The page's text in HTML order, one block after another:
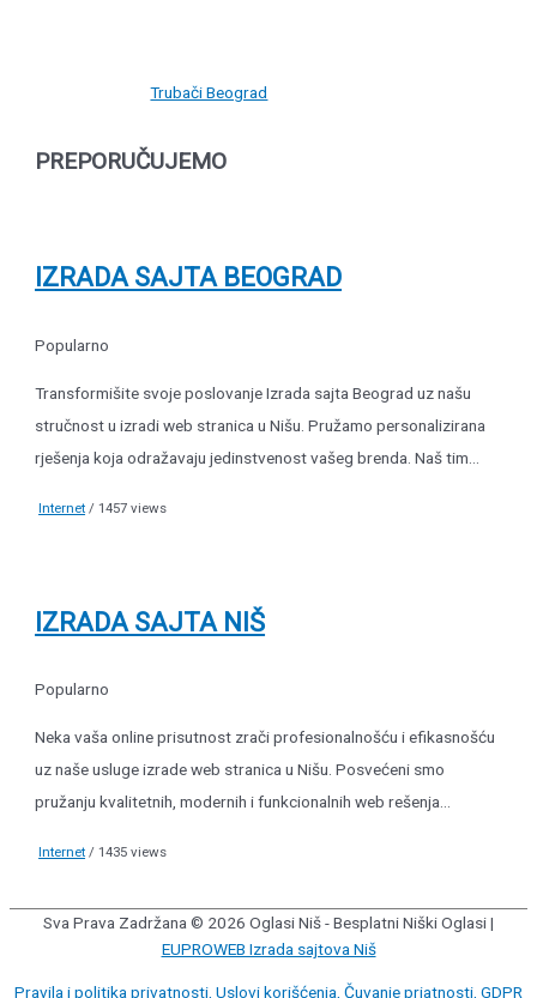
Trubači Beograd
PREPORUČUJEMO
IZRADA SAJTA BEOGRAD
Popularno
Transformišite svoje poslovanje Izrada sajta Beograd uz našu
stručnost u izradi web stranica u Nišu. Pružamo personalizirana
rješenja koja odražavaju jedinstvenost vašeg brenda. Naš tim...
Internet / 1457 views
IZRADA SAJTA NIŠ
Popularno
Neka vaša online prisutnost zrači profesionalnošću i efikasnošću
uz naše usluge izrade web stranica u Nišu. Posvećeni smo
pružanju kvalitetnih, modernih i funkcionalnih web rešenja...
Internet / 1435 views
Sva Prava Zadržana © 2026 Oglasi Niš - Besplatni Niški Oglasi|
EUPROWEB Izrada sajtova Niš
Pravila i politika privatnosti, Uslovi korišćenja, Čuvanje priatnosti, GDPR